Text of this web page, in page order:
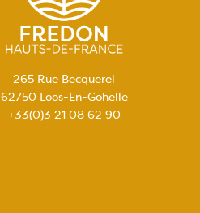
265 Rue Becquerel
62750 Loos-En-Gohelle
+33(0)3 21 08 62 90